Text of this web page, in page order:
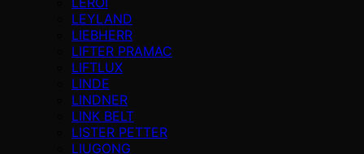
LEYLAND
LIEBHERR
LIFTER PRAMAC
LIFTLUX
LINDE
LINDNER
LINK BELT
LISTER PETTER
LIUGONG